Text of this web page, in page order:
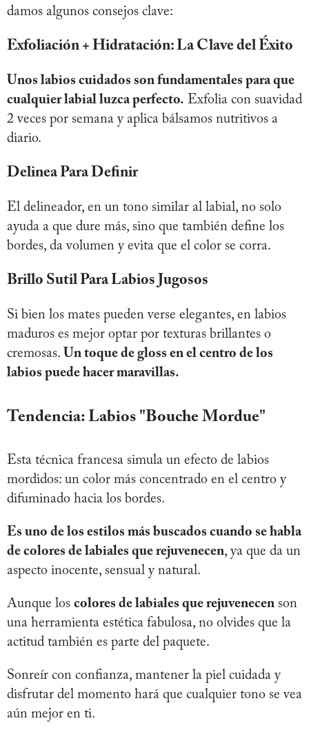
damos algunos consejos clave:
Exfoliación + Hidratación: La Clave del Éxito
Unos labios cuidados son fundamentales para que
cualquier labial luzca perfecto. Exfolia con suavidad
2 veces por semana y aplica bálsamos nutritivos a
diario.
Delinea Para Definir
El delineador, en un tono similar al labial, no solo
ayuda a que dure más, sino que también define los
bordes, da volumen y evita que el color se corra.
Brillo Sutil Para Labios Jugosos
Si bien los mates pueden verse elegantes, en labios
maduros es mejor optar por texturas brillantes o
cremosas. Un toque de gloss en el centro de los
labios puede hacer maravillas.
Tendencia: Labios "Bouche Mordue"
Esta técnica francesa simula un efecto de labios
mordidos: un color más concentrado en el centro y
difuminado hacia los bordes.
Es uno de los estilos más buscados cuando se habla
de colores de labiales que rejuvenecen, ya que da un
aspecto inocente, sensual y natural.
Aunque los colores de labiales que rejuvenecen son
una herramienta estética fabulosa, no olvides que la
actitud también es parte del paquete.
Sonreír con confianza, mantener la piel cuidada y
disfrutar del momento hará que cualquier tono se vea
aún mejor en ti.